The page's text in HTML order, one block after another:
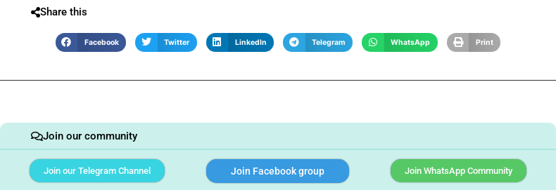
Share this
Facebook Twitter LinkedIn Telegram WhatsApp Print
Join our community
Join our Telegram Channel Join Facebook group Join WhatsApp Community